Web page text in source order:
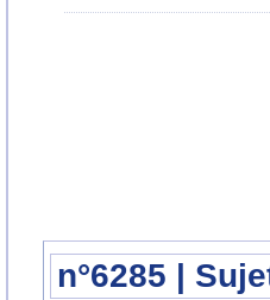
n°6285 |